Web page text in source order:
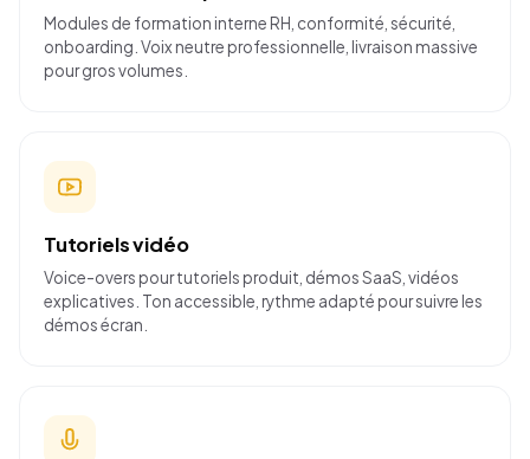
Modules de formation interne RH, conformité, sécurité,
onboarding. Voix neutre professionnelle, livraison massive
pour gros volumes.
Tutoriels vidéo
Voice-overs pour tutoriels produit, démos SaaS, vidéos
explicatives. Ton accessible, rythme adapté pour suivre les
démos écran.